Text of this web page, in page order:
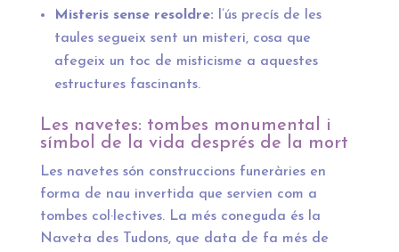
Misteris sense resoldre: l’ús precís de les
taules segueix sent un misteri, cosa que
afegeix un toc de misticisme a aquestes
estructures fascinants.
Les navetes: tombes monumental i
símbol de la vida després de la mort
Les navetes són construccions funeràries en
forma de nau invertida que servien com a
tombes col·lectives. La més coneguda és la
Naveta des Tudons, que data de fa més de